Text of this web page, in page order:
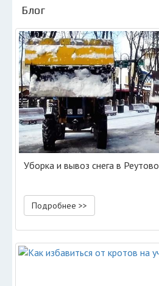
Блог
Уборка и вывоз снега в Реутово
Подробнее >>